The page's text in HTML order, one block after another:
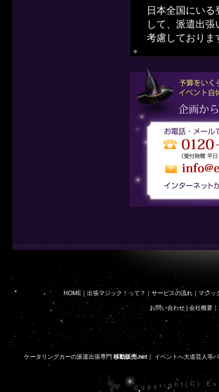
日本全国にい
して、派遣出
考慮しておりま
HOME｜ 出張マジック！って？ サービスの流れ マジッ
お問い合わせ| 会社概要｜
ケータリングカーの派遣出張専門 移動販売.net ｜ イベントへ大道芸人等